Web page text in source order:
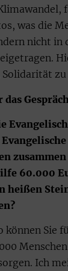
was die
nicht in
zu
60.000
heißen
können Sie
Ich